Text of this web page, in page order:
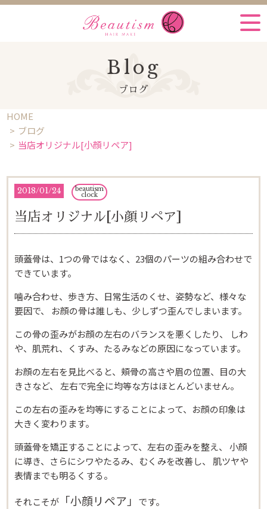
Blog
ブログ
HOME
ブログ
当店オリジナル[小顔リペア]
2018/01/24 beautism
clock
当店オリジナル[小顔リペア]
頭蓋骨は、1つの骨ではなく、23個のパーツの組み合わせで
できています。
噛み合わせ、歩き方、日常生活のくせ、姿勢など、様々な
要因で、 お顔の骨は誰しも、少しずつ歪んでしまいます。
この骨の歪みがお顔の左右のバランスを悪くしたり、 しわ
や、肌荒れ、くすみ、たるみなどの原因になっています。
お顔の左右を見比べると、頬骨の高さや眉の位置、目の大
きさなど、 左右で完全に均等な方はほとんどいません。
この左右の歪みを均等にすることによって、お顔の印象は
大きく変わります。
頭蓋骨を矯正することによって、左右の歪みを整え、 小顔
に導き、さらにシワやたるみ、むくみを改善し、 肌ツヤや
表情までも明るくする。
それこそが 「小顔リペア」 です。